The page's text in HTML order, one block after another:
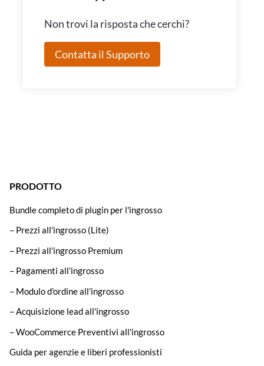
Non trovi la risposta che cerchi?
Contatta il Supporto
PRODOTTO
Bundle completo di plugin per l'ingrosso
– Prezzi all'ingrosso (Lite)
– Prezzi all'ingrosso Premium
– Pagamenti all'ingrosso
– Modulo d'ordine all'ingrosso
– Acquisizione lead all'ingrosso
– WooCommerce Preventivi all'ingrosso
Guida per agenzie e liberi professionisti